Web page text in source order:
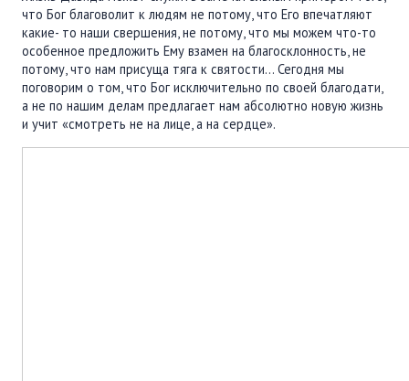
что Бог благоволит к людям не потому, что Его впечатляют
какие- то наши свершения, не потому, что мы можем что-то
особенное предложить Ему взамен на благосклонность, не
потому, что нам присуща тяга к святости… Сегодня мы
поговорим о том, что Бог исключительно по своей благодати,
а не по нашим делам предлагает нам абсолютно новую жизнь
и учит «смотреть не на лице, а на сердце».